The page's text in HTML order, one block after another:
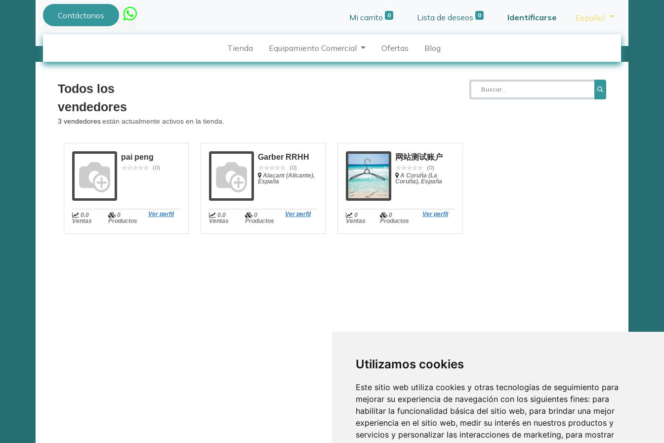
Utilizamos cookies
Este sitio web utiliza cookies y otras tecnologías de seguimiento para
mejorar su experiencia de navegación con los siguientes fines: para
habilitar la funcionalidad básica del sitio web, para brindar una mejor
experiencia en el sitio web, medir su interés en nuestros productos y
servicios y personalizar las interacciones de marketing, para mostrar
Contáctanos Mi carrito 0 Lista de deseos 0 Identificarse Español
Tienda Equipamiento Comercial Ofertas Blog
Todos los
vendedores
3 vendedoresestán actualmente activos en la tienda.
pai peng
(0)
0.0
Ventas
0
Productos
Ver perfil
Garber RRHH
(0)
Alacant (Alicante),
España
0.0
Ventas
0
Productos
Ver perfil
网站测试账户
(0)
A Coruña (La
Coruña), España
0
Ventas
0
Productos
Ver perfil